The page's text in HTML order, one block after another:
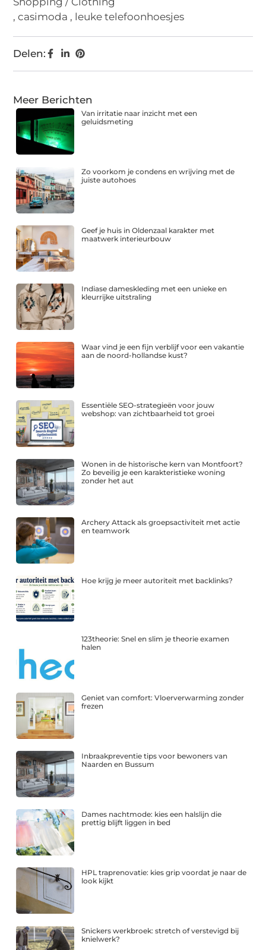
,casimoda , leuke telefoonhoesjes
Delen:
Meer Berichten
Van irritatie naar inzicht met een
geluidsmeting
Zo voorkom je condens en wrijving met de
juiste autohoes
Geef je huis in Oldenzaal karakter met
maatwerk interieurbouw
Indiase dameskleding met een unieke en
kleurrijke uitstraling
Waar vind je een fijn verblijf voor een vakantie
aan de noord-hollandse kust?
Essentiële SEO-strategieën voor jouw
webshop: van zichtbaarheid tot groei
Wonen in de historische kern van Montfoort?
Zo beveilig je een karakteristieke woning
zonder het aut
Archery Attack als groepsactiviteit met actie
en teamwork
Hoe krijg je meer autoriteit met backlinks?
123theorie: Snel en slim je theorie examen
halen
Geniet van comfort: Vloerverwarming zonder
frezen
Inbraakpreventie tips voor bewoners van
Naarden en Bussum
Dames nachtmode: kies een halslijn die
prettig blijft liggen in bed
HPL traprenovatie: kies grip voordat je naar de
look kijkt
Snickers werkbroek: stretch of verstevigd bij
knielwerk?